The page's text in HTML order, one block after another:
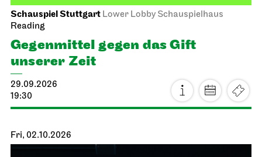
Schauspiel Stuttgart Lower Lobby Schauspielhaus
Reading
Gegenmittel gegen das Gift
unserer Zeit
29.09.2026
19:30
Fri, 02.10.2026